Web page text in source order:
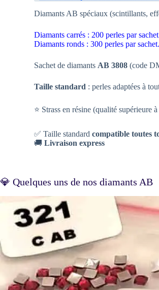
Diamants AB spéciaux (scintillants,
Diamants carrés : 200 perles par
Diamants ronds : 300 perles par sachet.
Sachet de diamants AB 3808(code
Taille standard : perles adaptées à
⭐ Strass en résine (qualité supérieure
✅ Taille standardcompatible toutes
🚚Livraison express
💎 Quelques uns de nos diamants AB